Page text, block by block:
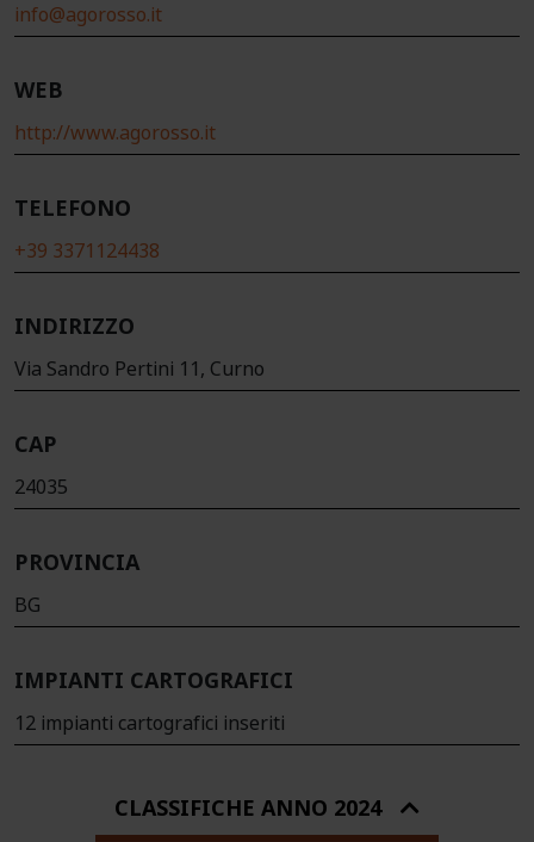
info@agorosso.it
WEB
http://www.agorosso.it
TELEFONO
+39 3371124438
INDIRIZZO
Via Sandro Pertini 11, Curno
CAP
24035
PROVINCIA
BG
IMPIANTI CARTOGRAFICI
12 impianti cartografici inseriti
CLASSIFICHE ANNO 2024